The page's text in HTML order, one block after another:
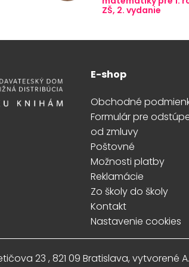
ZŠ, 2. vydanie
E-shop
Obchodné
Formulár pre
od zmluvy
Poštovné
Možnosti platby
Reklamácie
Zo školy do školy
Kontakt
Nastavenie cookies
23 , 821 09 Bratislava, vytvorené